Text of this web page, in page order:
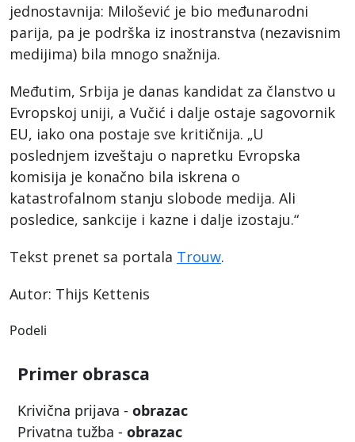
jednostavnija: Milošević je bio međunarodni
parija, pa je podrška iz inostranstva (nezavisnim
medijima) bila mnogo snažnija.
Međutim, Srbija je danas kandidat za članstvo u
Evropskoj uniji, a Vučić i dalje ostaje sagovornik
EU, iako ona postaje sve kritičnija. „U
poslednjem izveštaju o napretku Evropska
komisija je konačno bila iskrena o
katastrofalnom stanju slobode medija. Ali
posledice, sankcije i kazne i dalje izostaju.“
Tekst prenet sa portala Trouw.
Autor: Thijs Kettenis
Podeli
Primer obrasca
Krivična prijava - obrazac
Privatna tužba - obrazac